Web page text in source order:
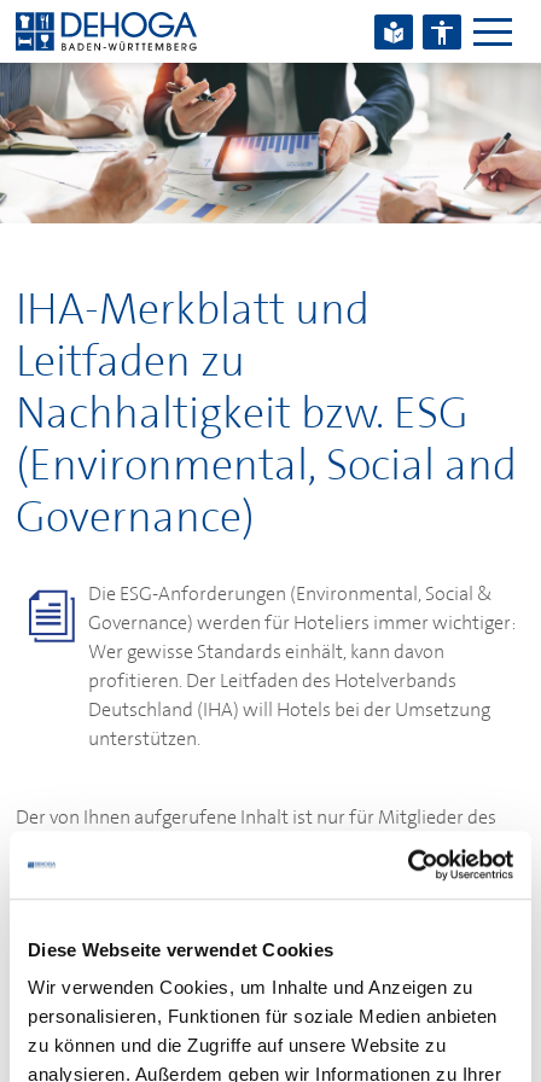
Diese Webseite verwendet Cookies
Wir verwenden Cookies, um Inhalte und Anzeigen zu
personalisieren, Funktionen für soziale Medien anbieten
zu können und die Zugriffe auf unsere Website zu
analysieren. Außerdem geben wir Informationen zu Ihrer
Zum Hauptinhalt springen
Zum Footerinhalt springen
IHA-Merkblatt und
Leitfaden zu
Nachhaltigkeit bzw. ESG
(Environmental, Social and
Governance)
Die ESG-Anforderungen (Environmental, Social &
Governance) werden für Hoteliers immer wichtiger:
Wer gewisse Standards einhält, kann davon
profitieren. Der Leitfaden des Hotelverbands
Deutschland (IHA) will Hotels bei der Umsetzung
unterstützen.
Der von Ihnen aufgerufene Inhalt ist nur für Mitglieder des
ZUM LOGIN
Sie sind noch kein Mitglied desDEHOGABaden-
Württemberg?